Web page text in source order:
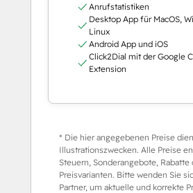
Anrufstatistiken
Desktop App für MacOS,
Linux
Android App und iOS
Click2Dial mit der Google
Extension
* Die hier angegebenen Preise
Illustrationszwecken. Alle Preise
Steuern, Sonderangebote, Rabatte
Preisvarianten. Bitte wenden Sie
Partner, um aktuelle und korrekte